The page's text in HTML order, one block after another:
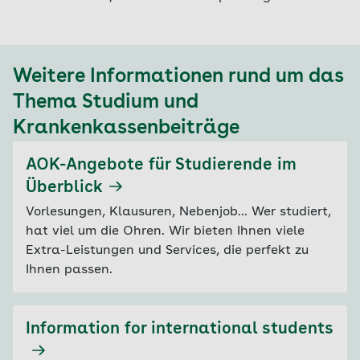
Beitragsberechnung;
einkommensunabhängige
Betragsentwicklung; Beihilfe nur bei Bezug
von Kindergeld
Weitere Informationen rund um das
Thema Studium und
Krankenkassenbeiträge
AOK-Angebote für Studierende im
Überblick
Vorlesungen, Klausuren, Nebenjob... Wer studiert,
hat viel um die Ohren. Wir bieten Ihnen viele
Extra-Leistungen und Services, die perfekt zu
Ihnen passen.
Information for international students